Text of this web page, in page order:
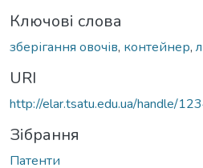
Ключові слова
зберігання овочів, контейнер,
URI
http://elar.tsatu.edu.ua/handle/
Зібрання
Патенти